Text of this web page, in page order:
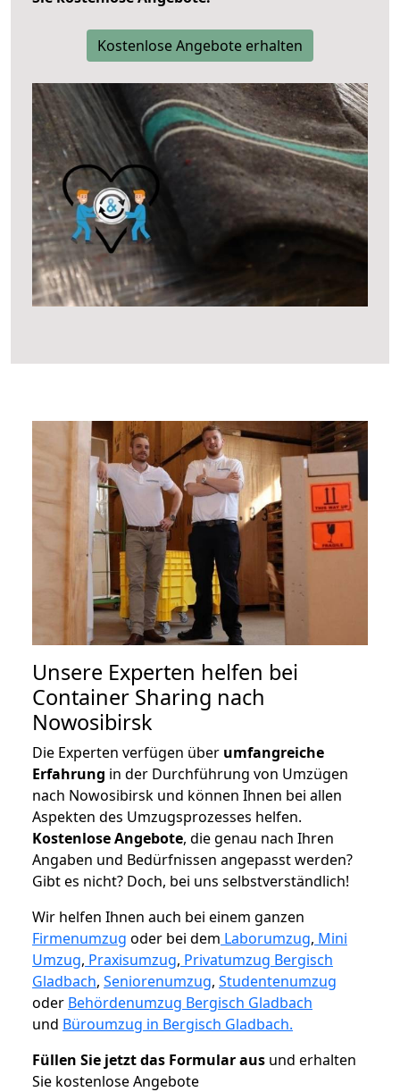
Kostenlose Angebote erhalten
Unsere Experten helfen bei
Container Sharing nach
Nowosibirsk
Die Experten verfügen über umfangreiche
Erfahrung in der Durchführung von Umzügen
nach Nowosibirsk und können Ihnen bei allen
Aspekten des Umzugsprozesses helfen.
Kostenlose Angebote, die genau nach Ihren
Angaben und Bedürfnissen angepasst werden?
Gibt es nicht? Doch, bei uns selbstverständlich!
Wir helfen Ihnen auch bei einem ganzen
Firmenumzug oder bei dem Laborumzug, Mini
Umzug, Praxisumzug, Privatumzug Bergisch
Gladbach, Seniorenumzug, Studentenumzug
oder Behördenumzug Bergisch Gladbach
und Büroumzug in Bergisch Gladbach.
Füllen Sie jetzt das Formular aus und erhalten
Sie kostenlose Angebote